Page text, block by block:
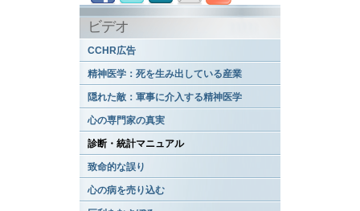
ビデオ
CCHR広告
精神医学：死を生み出している産業
隠れた敵：軍事に介入する精神医学
心の専門家の真実
診断・統計マニュアル
致命的な誤り
心の病を売り込む